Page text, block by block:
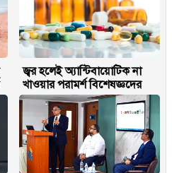
জ্বর হলেই অ্যান্টিবায়োটিক না
খাওয়ার পরামর্শ বিশেষজ্ঞদের